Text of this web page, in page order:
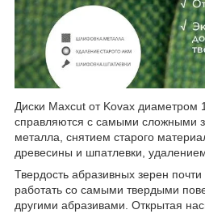
Диски Маxcut от Kovax диаметром
справляются с самыми сложными
металла, снятием старого
древесины и шпатлевки,
Твердость абразивных зерен
работать со самыми твердыми
другими абразивами. Открытая